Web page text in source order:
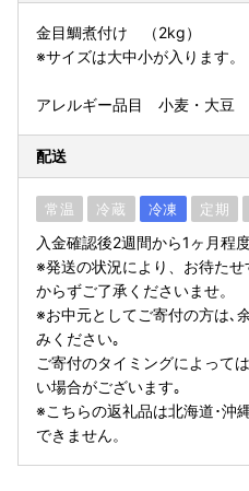
金目鯛煮付け （2kg）
※サイズは大中小が入ります。
アレルギー品目 小麦・大豆
配送
常温 冷蔵 冷凍 定期
入金確認後2週間から1ヶ月程
※発送の状況により、お待た
からずご了承くださいませ。
※お中元としてご寄付の方は､
みください｡
ご寄付のタイミングによって
い場合がございます｡
※こちらの返礼品は北海道･沖
できません。